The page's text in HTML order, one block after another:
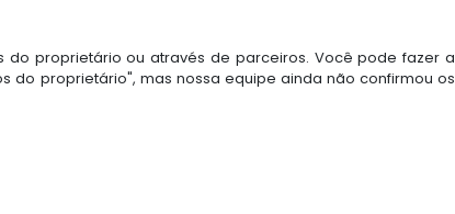
proprietário ou através de parceiros. Você pode fazer a
do proprietário", mas nossa equipe ainda não confirmou os